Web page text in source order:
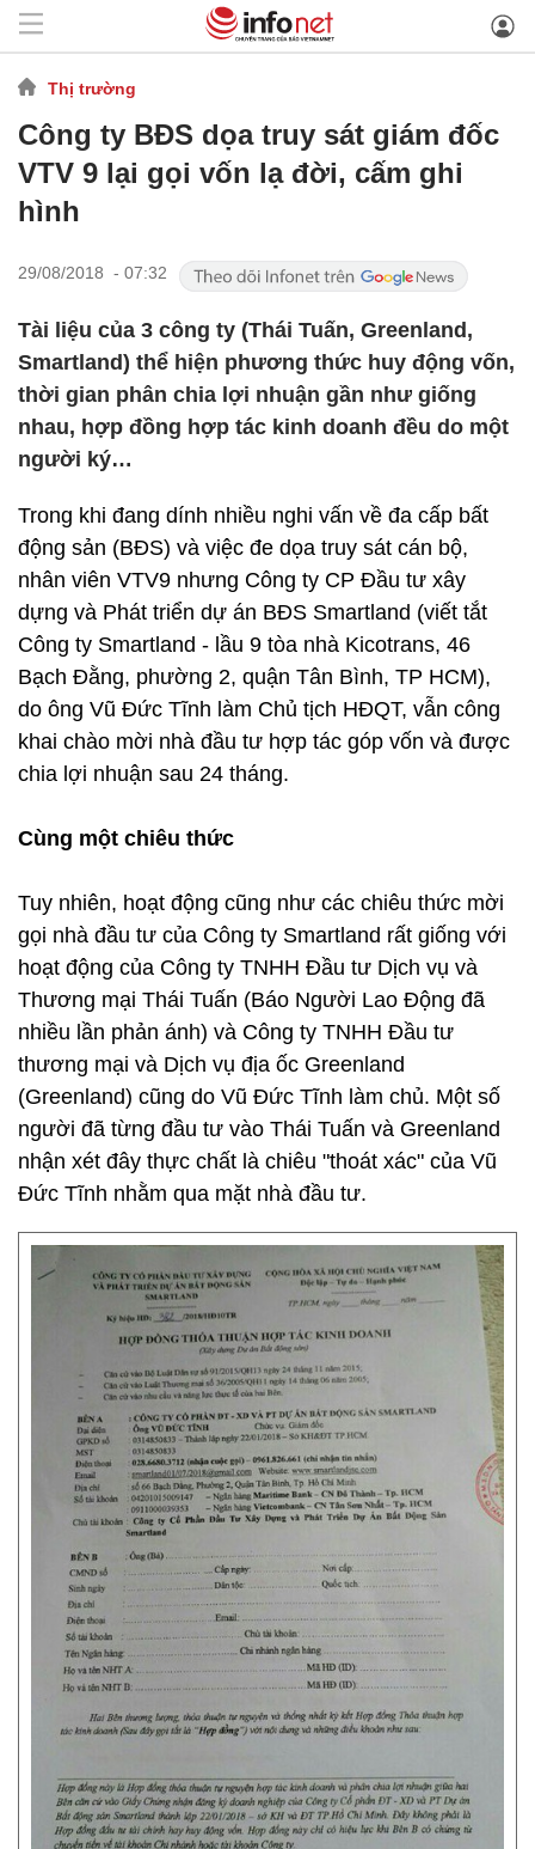
Thị trường
Công ty BĐS dọa truy sát giám đốc
VTV 9 lại gọi vốn lạ đời, cấm ghi
hình
29/08/2018 - 07:32
Tài liệu của 3 công ty (Thái Tuấn, Greenland,
Smartland) thể hiện phương thức huy động vốn,
thời gian phân chia lợi nhuận gần như giống
nhau, hợp đồng hợp tác kinh doanh đều do một
người ký…
Trong khi đang dính nhiều nghi vấn về đa cấp bất
động sản (BĐS) và việc đe dọa truy sát cán bộ,
nhân viên VTV9 nhưng Công ty CP Đầu tư xây
dựng và Phát triển dự án BĐS Smartland (viết tắt
Công ty Smartland - lầu 9 tòa nhà Kicotrans, 46
Bạch Đằng, phường 2, quận Tân Bình, TP HCM),
do ông Vũ Đức Tĩnh làm Chủ tịch HĐQT, vẫn công
khai chào mời nhà đầu tư hợp tác góp vốn và được
chia lợi nhuận sau 24 tháng.
Cùng một chiêu thức
Tuy nhiên, hoạt động cũng như các chiêu thức mời
gọi nhà đầu tư của Công ty Smartland rất giống với
hoạt động của Công ty TNHH Đầu tư Dịch vụ và
Thương mại Thái Tuấn (Báo Người Lao Động đã
nhiều lần phản ánh) và Công ty TNHH Đầu tư
thương mại và Dịch vụ địa ốc Greenland
(Greenland) cũng do Vũ Đức Tĩnh làm chủ. Một số
người đã từng đầu tư vào Thái Tuấn và Greenland
nhận xét đây thực chất là chiêu "thoát xác" của Vũ
Đức Tĩnh nhằm qua mặt nhà đầu tư.